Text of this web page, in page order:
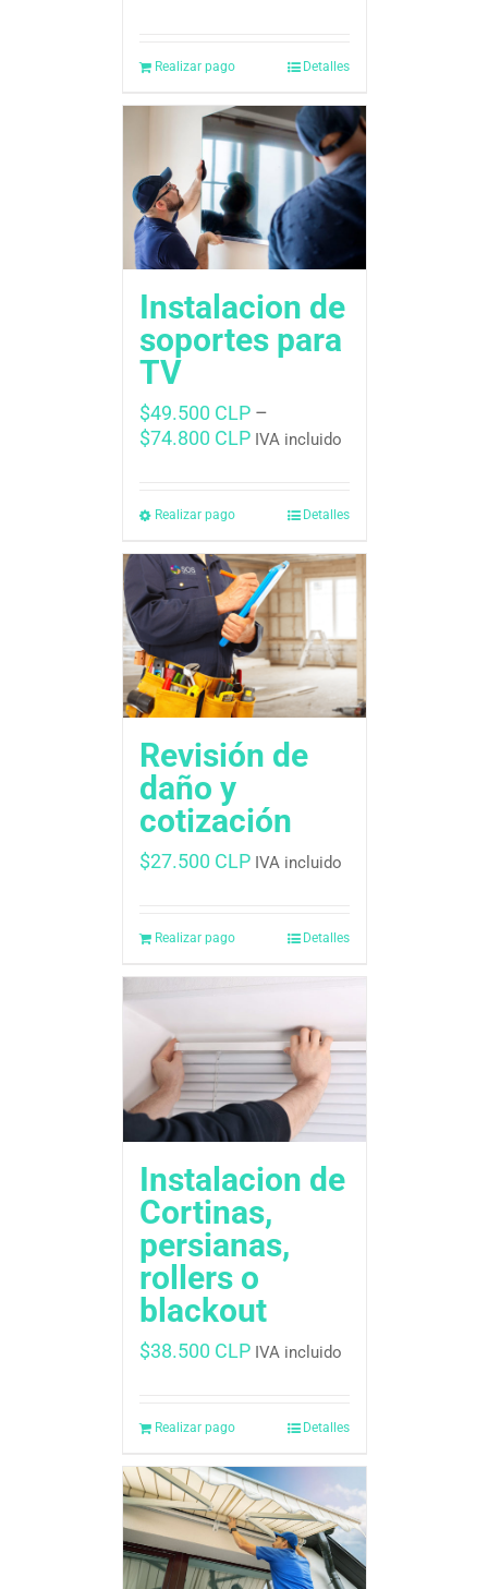
Realizar pago Detalles
Instalacion de
soportes para
TV
$49.500 CLP–
$74.800 CLP IVA incluido
Realizar pago Detalles
Revisión de
daño y
cotización
$27.500 CLP IVA incluido
Realizar pago Detalles
Instalacion de
Cortinas,
persianas,
rollers o
blackout
$38.500 CLP IVA incluido
Realizar pago Detalles